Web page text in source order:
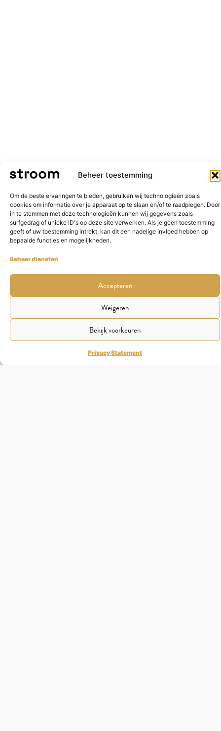
Beheer toestemming
Om de beste ervaringen te bieden, gebruiken wij technologieën zoals
cookies om informatie over je apparaat op te slaan en/of te raadplegen. Door
in te stemmen met deze technologieën kunnen wij gegevens zoals
surfgedrag of unieke ID's op deze site verwerken. Als je geen toestemming
geeft of uw toestemming intrekt, kan dit een nadelige invloed hebben op
bepaalde functies en mogelijkheden.
Beheer diensten
Accepteren
Weigeren
Bekijk voorkeuren
Privacy Statement